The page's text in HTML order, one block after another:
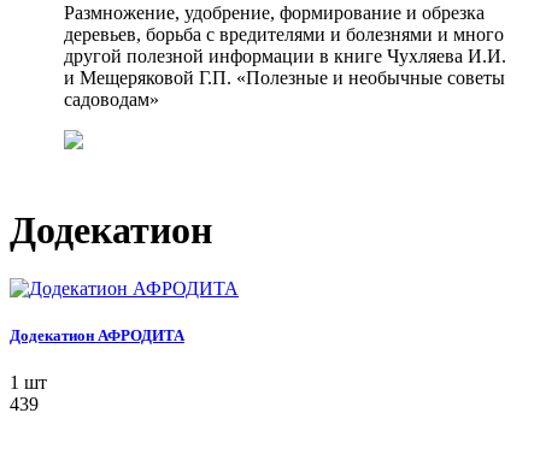
Размножение, удобрение, формирование и обрезка
деревьев, борьба с вредителями и болезнями и много
другой полезной информации в книге Чухляева И.И.
и Мещеряковой Г.П. «Полезные и необычные советы
садоводам»
Додекатион
Додекатион АФРОДИТА
1 шт
439